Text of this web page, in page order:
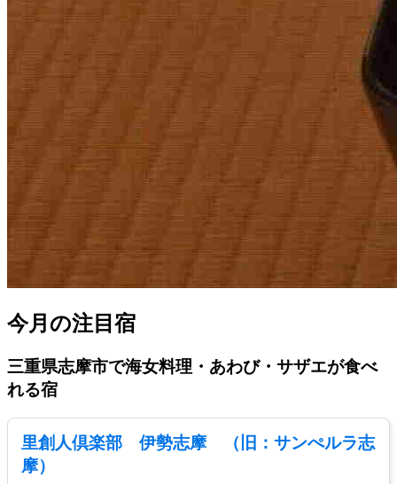
今月の注目宿
三重県志摩市で海女料理・あわび・サザエが食べ
れる宿
里創人倶楽部 伊勢志摩 （旧：サンぺルラ志
摩）